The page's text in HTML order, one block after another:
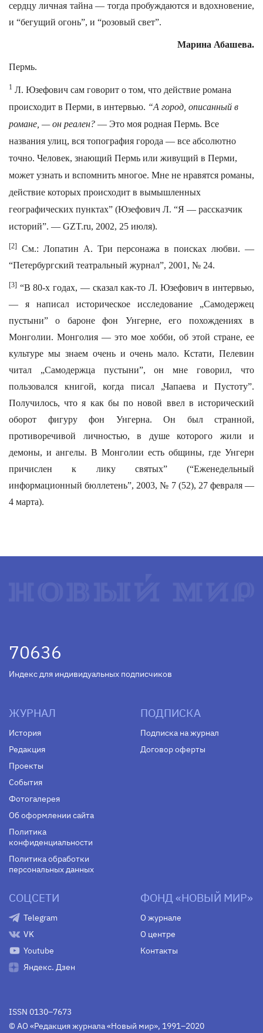
сердцу личная тайна — тогда пробуждаются и вдохновение,
и “бегущий огонь”, и “розовый свет”.
Марина Абашева.
Пермь.
1 Л. Юзефович сам говорит о том, что действие романа
происходит в Перми, в интервью. “А город, описанный в
романе, — он реален? — Это моя родная Пермь. Все
названия улиц, вся топография города — все абсолютно
точно. Человек, знающий Пермь или живущий в Перми,
может узнать и вспомнить многое. Мне не нравятся романы,
действие которых происходит в вымышленных
географических пунктах” (Юзефович Л. “Я — рассказчик
историй”. — GZT.ru, 2002, 25 июля).
[2]
См.: Лопатин А. Три персонажа в поисках любви. —
“Петербургский театральный журнал”, 2001, № 24.
[3] “В 80-х годах, — сказал как-то Л. Юзефович в интервью,
— я написал историческое исследование „Самодержец
пустыни” о бароне фон Унгерне, его похождениях в
Монголии. Монголия — это мое хобби, об этой стране, ее
культуре мы знаем очень и очень мало. Кстати, Пелевин
читал „Самодержца пустыни”, он мне говорил, что
пользовался книгой, когда писал „Чапаева и Пустоту”.
Получилось, что я как бы по новой ввел в исторический
оборот фигуру фон Унгерна. Он был странной,
противоречивой личностью, в душе которого жили и
демоны, и ангелы. В Монголии есть общины, где Унгерн
причислен к лику святых” (“Еженедельный
информационный бюллетень”, 2003, № 7 (52), 27 февраля —
4 марта).
70636
Индекс для индивидуальных подписчиков
ЖУРНАЛ
История
Редакция
Проекты
События
Фотогалерея
Об оформлении сайта
Политика
конфиденциальности
Политика обработки
персональных данных
ПОДПИСКА
Подписка на журнал
Договор оферты
СОЦСЕТИ
Telegram
VK
Youtube
Яндекс. Дзен
ФОНД «НОВЫЙ МИР»
О журнале
О центре
Контакты
ISSN 0130–7673
© АО «Редакция журнала «Новый мир», 1991–2020